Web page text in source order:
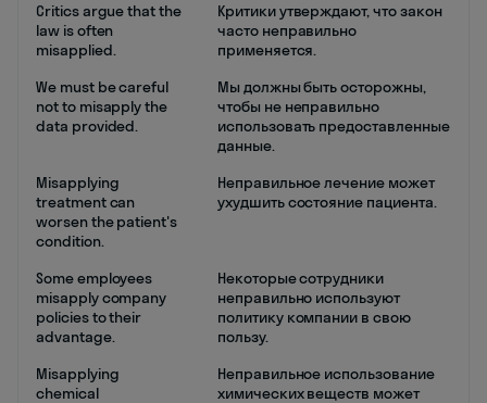
Critics argue that the
law is often
misapplied.
Критики утверждают, что закон
часто неправильно
применяется.
We must be careful
not to misapply the
data provided.
Мы должны быть осторожны,
чтобы не неправильно
использовать предоставленные
данные.
Misapplying
treatment can
worsen the patient's
condition.
Неправильное лечение может
ухудшить состояние пациента.
Some employees
misapply company
policies to their
advantage.
Некоторые сотрудники
неправильно используют
политику компании в свою
пользу.
Misapplying
chemical
Неправильное использование
химических веществ может